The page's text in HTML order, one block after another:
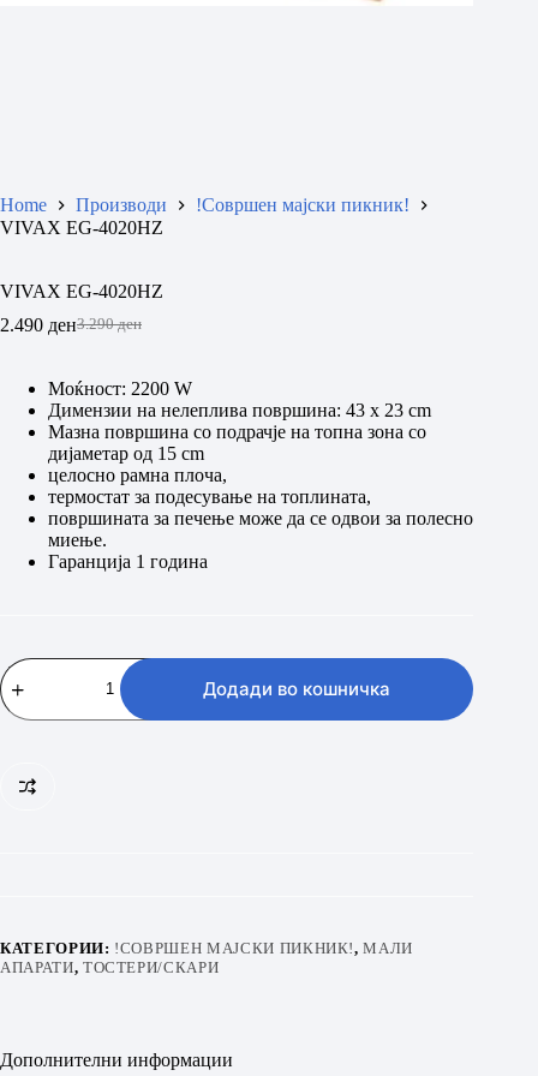
Home Производи
!Совршен мајски пикник!
VIVAX EG-4020HZ
VIVAX EG-4020HZ
3.290ден
Original
was:
3.290 ден.
2.490 денCurrent
is:
2.490 ден.
Моќност: 2200 W
Димензии на нелеплива површина: 43 x 23 cm
Мазна површина со подрачје на топна зона со
дијаметар од 15 cm
целосно рамна плоча,
термостат за подесување на топлината,
површината за печење може да се одвои за полесно
миење.
Гаранција 1 година
VIVAX
EG-
4020HZ
Додади во кошничка
КАТЕГОРИИ: !СОВРШЕН МАЈСКИ ПИКНИК!,МАЛИ
АПАРАТИ, ТОСТЕРИ/СКАРИ
Дополнителни информации